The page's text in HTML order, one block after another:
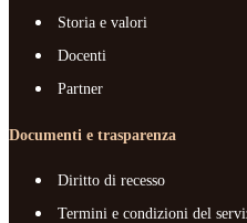
Storia e valori
Docenti
Partner
Documenti e trasparenza
Diritto di recesso
Termini e condizioni del